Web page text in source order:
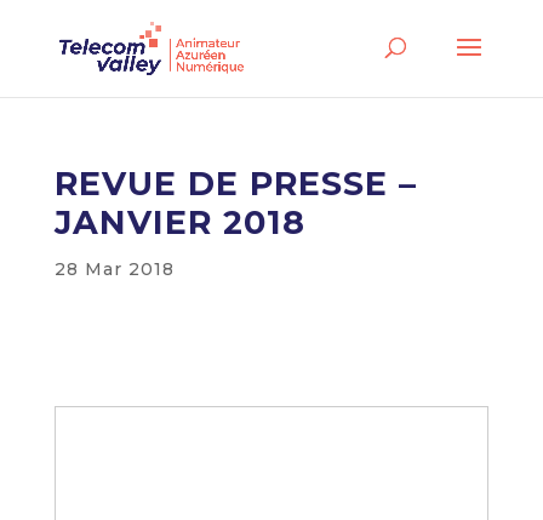
REVUE DE PRESSE –
JANVIER 2018
28 Mar 2018